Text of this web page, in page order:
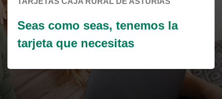
Seas como seas, tenemos la
tarjeta que necesitas